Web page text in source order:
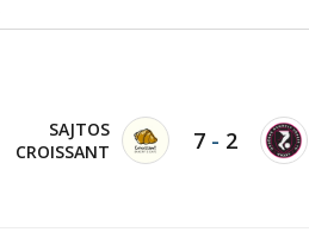
SAJTOS
CROISSANT
7- 2